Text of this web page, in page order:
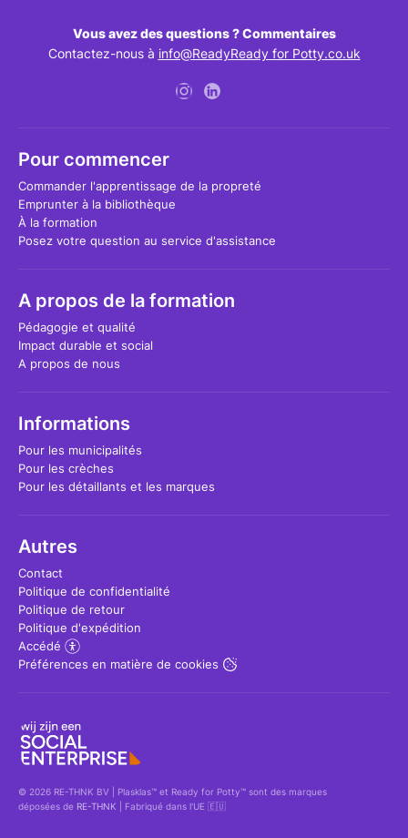
Vous avez des questions ? Commentaires
Contactez-nous à info@ReadyReady for Potty.co.uk
Pour commencer
Commander l'apprentissage de la propreté
Emprunter à la bibliothèque
À la formation
Posez votre question au service d'assistance
A propos de la formation
Pédagogie et qualité
Impact durable et social
A propos de nous
Informations
Pour les municipalités
Pour les crèches
Pour les détaillants et les marques
Autres
Contact
Politique de confidentialité
Politique de retour
Politique d'expédition
Accédé
Préférences en matière de cookies
© 2026 RE-THNK BV | Plasklas™ et Ready for Potty™ sont des marques
déposées de RE-THNK | Fabriqué dans l'UE 🇪🇺